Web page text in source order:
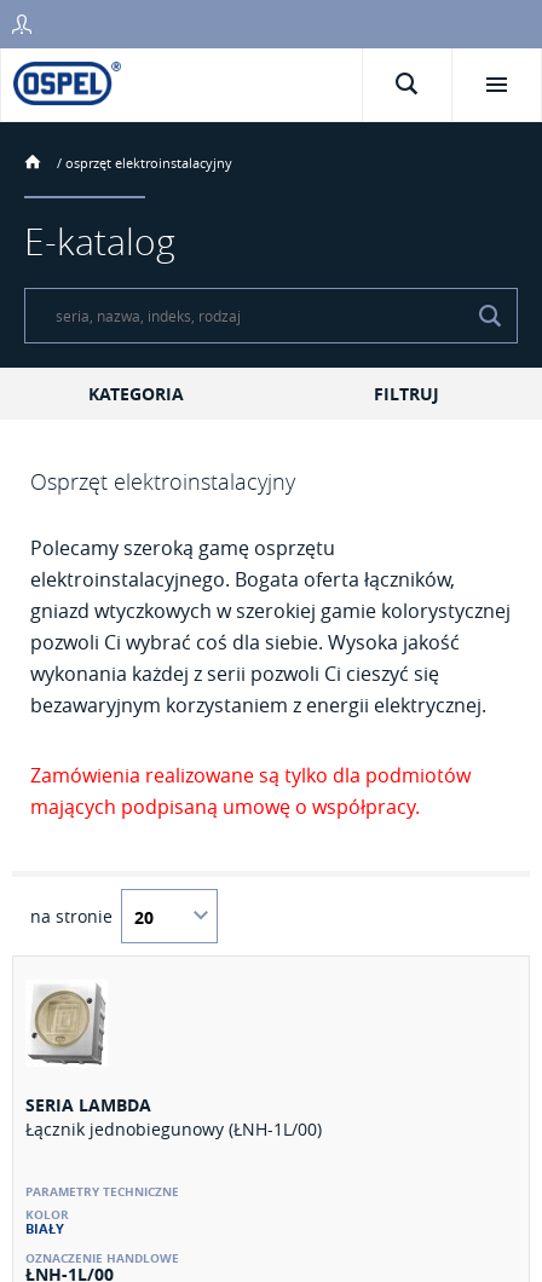
/ osprzęt elektroinstalacyjny
E-katalog
KATEGORIA FILTRUJ
Osprzęt elektroinstalacyjny
Polecamy szeroką gamę osprzętu
elektroinstalacyjnego. Bogata oferta łączników,
gniazd wtyczkowych w szerokiej gamie kolorystycznej
pozwoli Ci wybrać coś dla siebie. Wysoka jakość
wykonania każdej z serii pozwoli Ci cieszyć się
bezawaryjnym korzystaniem z energii elektrycznej.
Zamówienia realizowane są tylko dla podmiotów
mających podpisaną umowę o współpracy.
na stronie
SERIA LAMBDA
Łącznik jednobiegunowy (ŁNH-1L/00)
BIAŁY
ŁNH-1L/00